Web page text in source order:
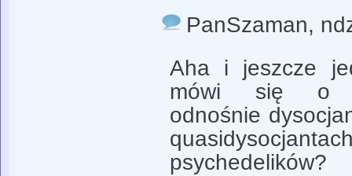
PanSzaman,
Aha i jeszcze
mówi się o
odnośnie
psychedelików?